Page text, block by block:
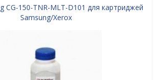
CG-150-TNR-MLT-D101 для картриджей
Samsung/Xerox